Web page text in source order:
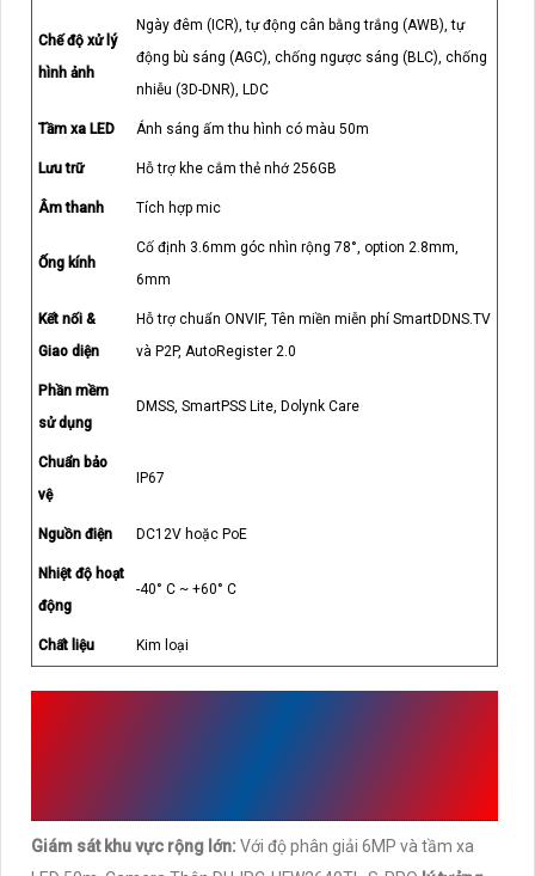
Chế độ xử lý
hình ảnh
Ngày đêm (ICR), tự động cân bằng trắng (AWB), tự
động bù sáng (AGC), chống ngược sáng (BLC), chống
nhiễu (3D-DNR), LDC
Tầm xa LED Ánh sáng ấm thu hình có màu 50m
Lưu trữ Hỗ trợ khe cắm thẻ nhớ 256GB
Âm thanh Tích hợp mic
Ống kính
Cố định 3.6mm góc nhìn rộng 78°, option 2.8mm,
6mm
Kết nối &
Giao diện
Hỗ trợ chuẩn ONVIF, Tên miền miễn phí SmartDDNS.TV
và P2P, AutoRegister 2.0
Phần mềm
sử dụng
DMSS, SmartPSS Lite, Dolynk Care
Chuẩn bảo
vệ
IP67
Nguồn điện DC12V hoặc PoE
Nhiệt độ hoạt
động
-40° C ~ +60° C
Chất liệu Kim loại
Giám sát khu vực rộng lớn: Với độ phân giải 6MP và tầm xa